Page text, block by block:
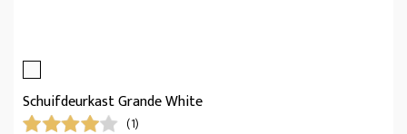
Schuifdeurkast Grande White
(1)